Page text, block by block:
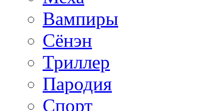
Вампиры
Сёнэн
Триллер
Пародия
Спорт